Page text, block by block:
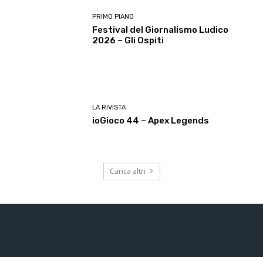
PRIMO PIANO
Festival del Giornalismo Ludico
2026 – Gli Ospiti
LA RIVISTA
ioGioco 44 – Apex Legends
Carica altri